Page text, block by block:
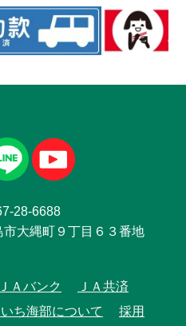
28-6688
大縄町９丁目６３番地
ＪＡバンク
ＪＡ共済
ち海部について 採用